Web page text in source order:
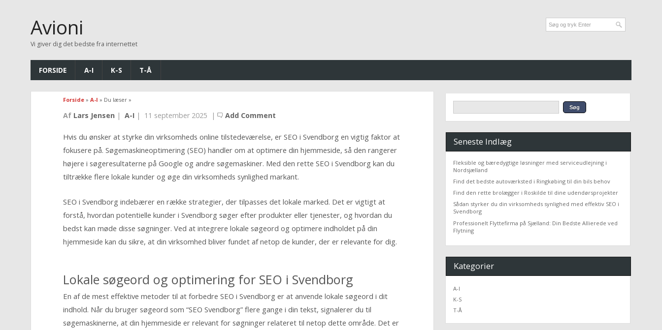
Avioni
Vi giver dig det bedste fra internettet
FORSIDE A-I K-S T-Å
Forside »A-I » Du læser »
Af Lars Jensen |A-I | 11 september 2025 | Add Comment
Hvis du ønsker at styrke din virksomheds online tilstedeværelse, er SEO i Svendborg en vigtig faktor at
fokusere på. Søgemaskineoptimering (SEO) handler om at optimere din hjemmeside, så den rangerer
højere i søgeresultaterne på Google og andre søgemaskiner. Med den rette SEO i Svendborg kan du
tiltrække flere lokale kunder og øge din virksomheds synlighed markant.
SEO i Svendborg indebærer en række strategier, der tilpasses det lokale marked. Det er vigtigt at
forstå, hvordan potentielle kunder i Svendborg søger efter produkter eller tjenester, og hvordan du
bedst kan møde disse søgninger. Ved at integrere lokale søgeord og optimere indholdet på din
hjemmeside kan du sikre, at din virksomhed bliver fundet af netop de kunder, der er relevante for dig.
Lokale søgeord og optimering for SEO i Svendborg
En af de mest effektive metoder til at forbedre SEO i Svendborg er at anvende lokale søgeord i dit
indhold. Når du bruger søgeord som “SEO Svendborg” flere gange i din tekst, signalerer du til
søgemaskinerne, at din hjemmeside er relevant for søgninger relateret til netop dette område. Det er
Seneste Indlæg
Fleksible og bæredygtige løsninger med serviceudlejning i
Nordsjælland
Find det bedste autoværksted i Ringkøbing til din bils behov
Find den rette brolægger i Roskilde til dine udendørsprojekter
Sådan styrker du din virksomheds synlighed med effektiv SEO i
Svendborg
Professionelt Flyttefirma på Sjælland: Din Bedste Allierede ved
Flytning
Kategorier
A-I
K-S
T-Å